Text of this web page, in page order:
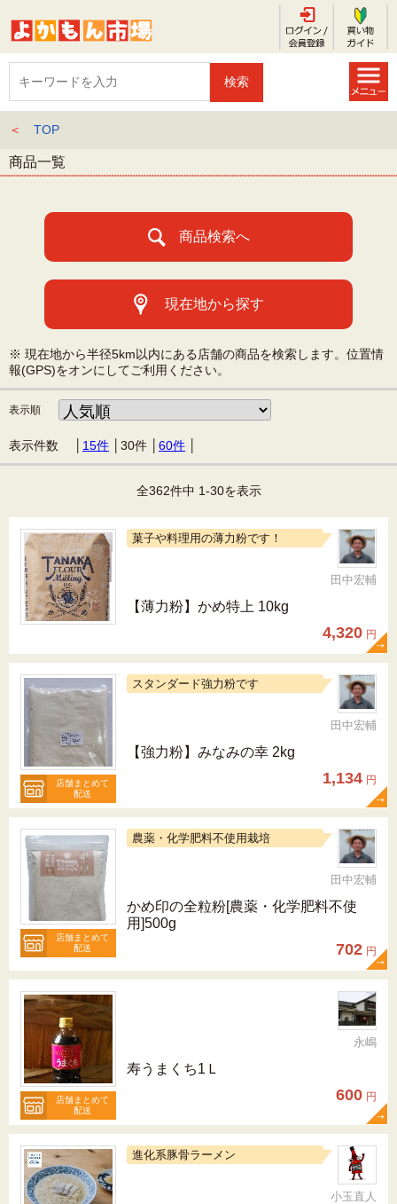
＜ TOP
商品一覧
商品検索へ
現在地から探す
※ 現在地から半径5km以内にある店舗の商品を検索します。位置情
報(GPS)をオンにしてご利用ください。
表示順
表示件数 │ 15件 30件 60件
全362件中 1-30を表示
菓子や料理用の薄力粉です！
田中宏輔
【薄力粉】かめ特上 10kg
4,320 円
店舗まとめて
配送
スタンダード強力粉です
田中宏輔
【強力粉】みなみの幸 2kg
1,134 円
店舗まとめて
配送
農薬・化学肥料不使用栽培
田中宏輔
かめ印の全粒粉[農薬・化学肥料不使
用]500g
702 円
店舗まとめて
配送
永嶋
寿うまくち1Ｌ
600 円
進化系豚骨ラーメン
小玉直人